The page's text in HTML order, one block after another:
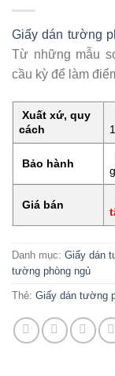
Giấy dán tường
Từ những mẫu
cầu kỳ để làm
Xuất xứ, quy
cách
Bảo hành
Giá bán
Danh mục: Giấy dán
tường phòng ngủ
Thẻ: Giấy dán tường